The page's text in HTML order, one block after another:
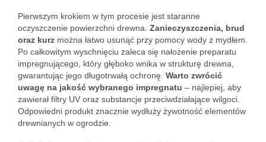
Pierwszym krokiem w tym procesie jest staranne
oczyszczenie powierzchni drewna. Zanieczyszczenia, brud
oraz kurz można łatwo usunąć przy pomocy wody z mydłem.
Po całkowitym wyschnięciu zaleca się nałożenie preparatu
impregnującego, który głęboko wnika w strukturę drewna,
gwarantując jego długotrwałą ochronę. Warto zwrócić
uwagę na jakość wybranego impregnatu – najlepiej, aby
zawierał filtry UV oraz substancje przeciwdziałające wilgoci.
Odpowiedni produkt znacznie wydłuży żywotność elementów
drewnianych w ogrodzie.